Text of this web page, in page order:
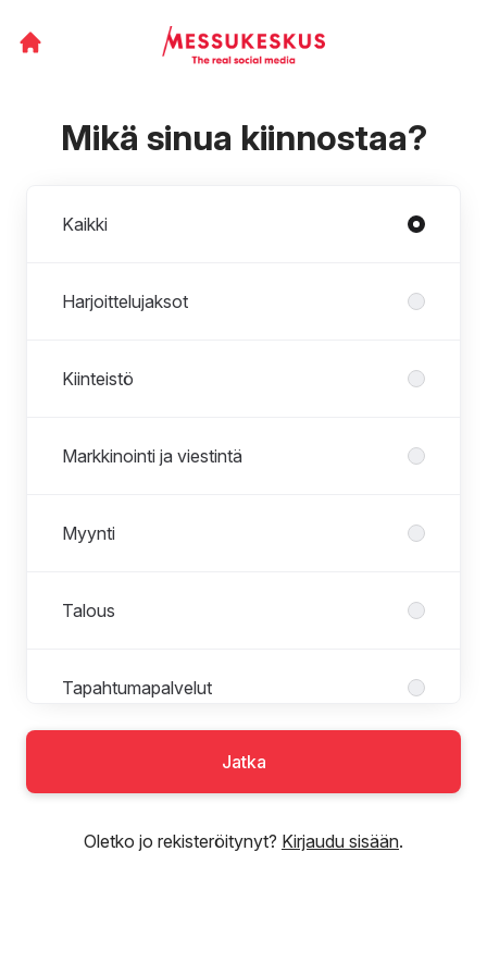
Mikä sinua kiinnostaa?
Kaikki
Harjoittelujaksot
Kiinteistö
Markkinointi ja viestintä
Myynti
Talous
Tapahtumapalvelut
Tekniset ja graafiset palvelut
Jatka
Oletko jo rekisteröitynyt? Kirjaudu sisään.